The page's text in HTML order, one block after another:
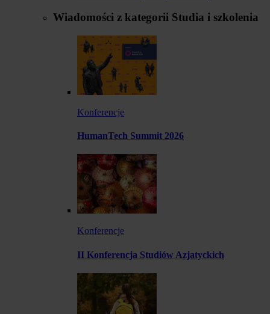
Wiadomości z kategorii Studia i szkolenia
Konferencje
HumanTech Summit 2026
Konferencje
II Konferencja Studiów Azjatyckich